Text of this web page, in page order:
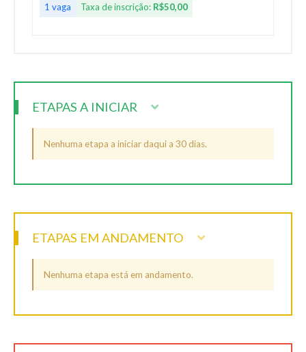
1 vaga Taxa de inscrição: R$50,00
ETAPAS A INICIAR
Nenhuma etapa a iniciar daqui a 30 dias.
ETAPAS EM ANDAMENTO
Nenhuma etapa está em andamento.